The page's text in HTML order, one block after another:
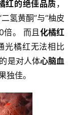
红的绝佳品质，
氢黄酮”与“柚皮
倍。 而且化橘红
光橘红无法相比
是对人体心脑血
独佳。